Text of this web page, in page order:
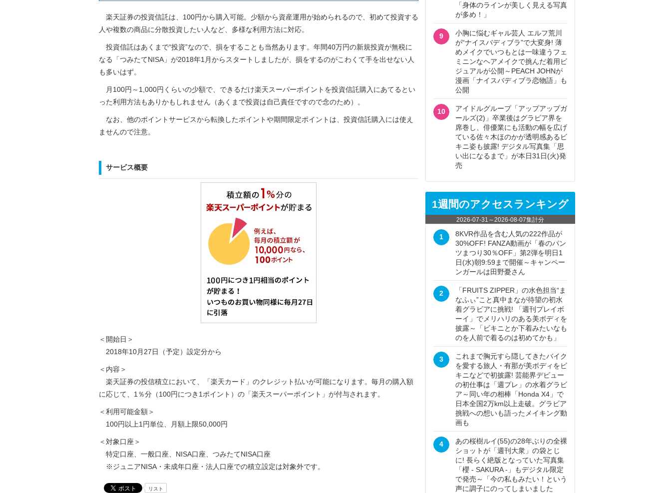
楽天証券の投資信託は、100円から購入可能。少額から資産運用が始められるので、初めて投資する
人や複数の商品に分散投資したい人など、多様な利用方法に対応。
投資信託はあくまで“投資”なので、損をすることも当然あります。年間40万円の新規投資が無税に
なる「つみたてNISA」が2018年1月からスタートしましたが、損をするのがこわくて手を出せない人
も多いはず。
月100円～1,000円くらいの少額で、できるだけ楽天スーパーポイントを投資信託購入にあてるとい
った利用方法もありかもしれません（あくまで投資は自己責任ですので念のため）。
なお、他のポイントサービスから転換したポイントや期間限定ポイントは、投資信託購入には使え
ませんので注意。
サービス概要
＜開始日＞
2018年10月27日（予定）設定分から
＜内容＞
楽天証券の投信積立において、「楽天カード」のクレジット払いが可能になります。毎月の購入額
に応じて、1％分（100円につき1ポイント）の「楽天スーパーポイント」が付与されます。
＜利用可能金額＞
100円以上1円単位、月額上限50,000円
＜対象口座＞
特定口座、一般口座、NISA口座、つみたてNISA口座
※ジュニアNISA・未成年口座・法人口座での積立設定は対象外です。
リスト
「身体のラインが美しく見える写真
が多め！」
9
小胸に悩むギャル芸人 エルフ荒川
が“ナイスバディブラ”で大変身! 薄
めメイクでいつもとは一味違うフェ
ミニンなヘアメイクで挑んだ着用ビ
ジュアルが公開～PEACH JOHNが
漫画「ナイスバディブラ恋物語」も
公開
10
アイドルグループ「アップアップガ
ールズ(2)」卒業後はグラビア界を
席巻し、俳優業にも活動の幅を広げ
ている佐々木ほのかが透明感あるビ
キニ姿も披露! デジタル写真集「思
い出になるまで」が本日31日(火)発
売
1週間のアクセスランキング
2026-07-31 ～2026-08-07集計分
1
8KVR作品を含む人気の222作品が
30%OFF! FANZA動画が「春のパン
ツまつり30％OFF」第2弾を明日1
日(水)朝9:59まで開催～キャンペー
ンガールは田野憂さん
2
「FRUITS ZIPPER」の水色担当“ま
なふぃ”こと真中まなが待望の初水
着グラビアに挑戦! 「週刊プレイボ
ーイ」でメリハリのある美ボディを
披露～「ビキニとか下着みたいなも
のを人前で着るのは初めてかも」
3
これまで胸元すら隠してきたバイク
を愛する旅人・有那が美ボディをビ
キニなどで初披露! 芸能界デビュー
の初仕事は「週プレ」の水着グラビ
ア～同い年の相棒「Honda X4」で
日本全国2万km以上走破。グラビア
挑戦への想いも語ったメイキング動
画も
4
あの桜樹ルイ(55)の28年ぶりの全裸
ショットが「週刊大衆」の袋とじ
に! 長らく絶版となっていた写真集
「櫻 - SAKURA -」もデジタル限定
で発売～「今の私もみたい！という
声に調子にのってしまいました